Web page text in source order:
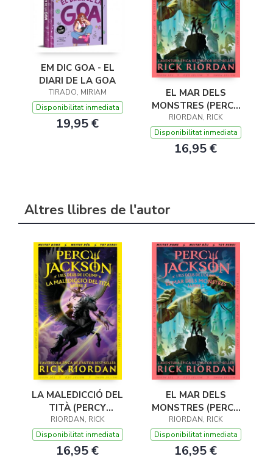
EM DIC GOA - EL
DIARI DE LA GOA
TIRADO, MIRIAM
Disponibilitat inmediata
19,95 €
EL MAR DELS
MONSTRES (PERCY
JACKSON I ELS DÉUS
DE L'OLIMP 2)
RIORDAN, RICK
Disponibilitat inmediata
16,95 €
Altres llibres de l'autor
LA MALEDICCIÓ DEL
TITÀ (PERCY
JACKSON I ELS DÉUS
DE L'OLIMP 3)
RIORDAN, RICK
Disponibilitat inmediata
16,95 €
EL MAR DELS
MONSTRES (PERCY
JACKSON I ELS DÉUS
DE L'OLIMP 2)
RIORDAN, RICK
Disponibilitat inmediata
16,95 €